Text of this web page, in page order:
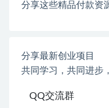
分享这些精品付款资
分享最新创业项目
共同学习，共同进步
QQ交流群